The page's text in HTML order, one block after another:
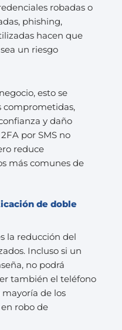
robadas o
phishing,
hacen que
un riesgo
esto se
comprometidas,
y daño
por SMS no
reduce
más comunes de
de doble
la reducción del
Incluso si un
no podrá
también el teléfono
de los
robo de